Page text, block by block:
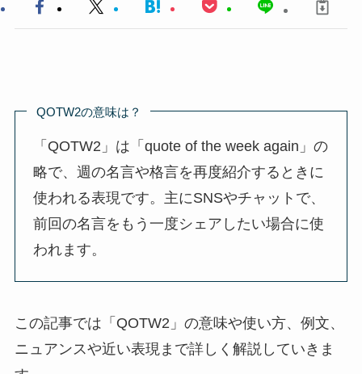
QOTW2の意味は？
「QOTW2」は「quote of the week again」の
略で、週の名言や格言を再度紹介するときに
使われる表現です。主にSNSやチャットで、
前回の名言をもう一度シェアしたい場合に使
われます。
この記事では「QOTW2」の意味や使い方、例文、
ニュアンスや近い表現まで詳しく解説していきま